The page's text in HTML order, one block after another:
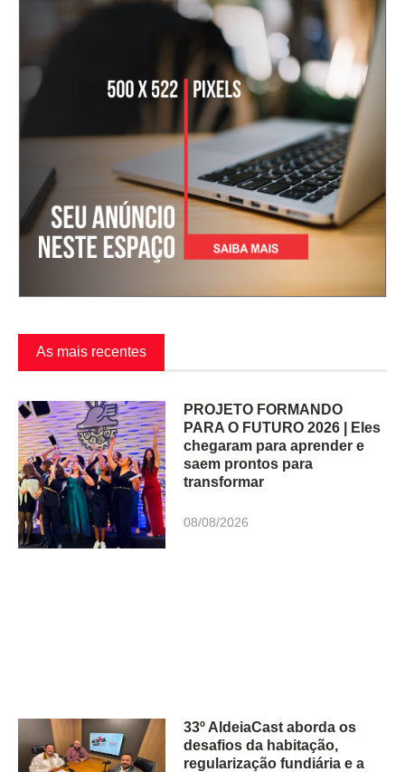
As mais recentes
PROJETO FORMANDO
PARA O FUTURO 2026 | Eles
chegaram para aprender e
saem prontos para
transformar
08/08/2026
33º AldeiaCast aborda os
desafios da habitação,
regularização fundiária e a